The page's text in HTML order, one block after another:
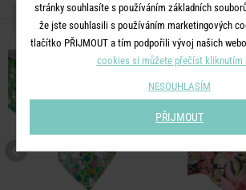
DALŠÍ PRODUKTY ZE
stránky souhlasíte s používáním základních
že jste souhlasili s používáním marketingových
tlačítko PŘIJMOUT a tím podpořili vývoj našich
cookies si můžete přečíst kliknutím
NESOUHLASÍM
PŘIJMOUT